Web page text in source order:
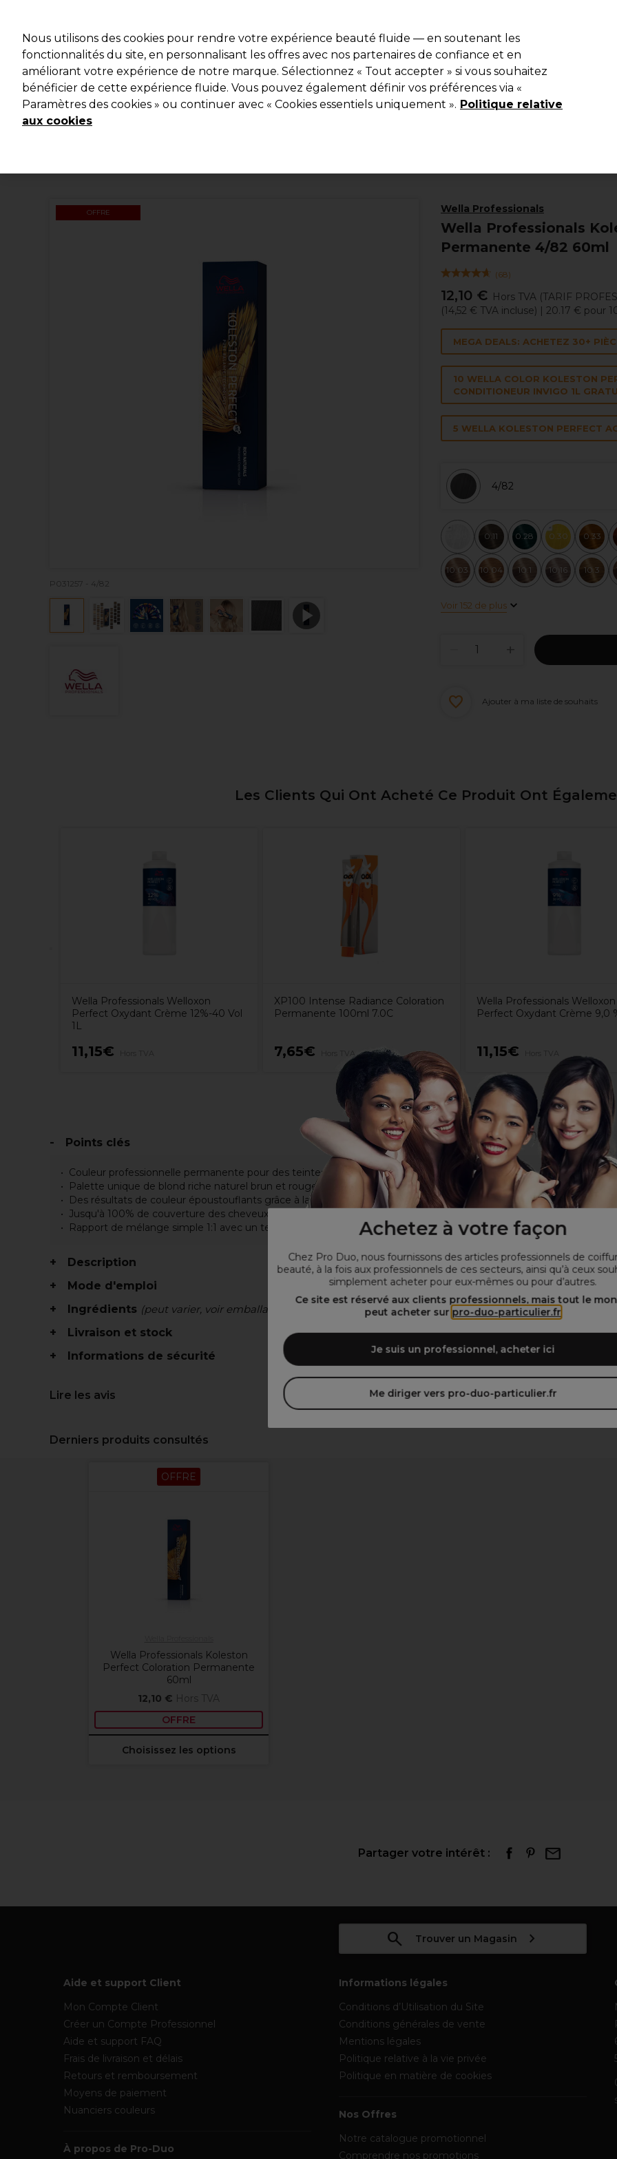
Achetez à votre façon
Chez Pro Duo, nous fournissons des articles professionnels de
beauté, à la fois aux professionnels de ces secteurs, ainsi qu’à ceux
simplement acheter pour eux-mêmes ou pour d’autres.
Ce site est réservé aux clients professionnels, mais tout le
peut acheter sur pro-duo-particulier.fr
Je suis un professionnel, acheter ici
Me diriger vers pro-duo-particulier.fr
Rechercher
Marques Bons plans Coiffure Electro et Matériel Equipement de salon Beauté Hommes Les
Livraison et délais
Wella Professionals
Wella Professionals
Permanente 4/82 60ml
(68)
12,10 € Hors TVA (TARIF
(14,52 € TVA incluse) | 20.17 € pour
OFFRE
P031257 - 4/82
MEGA DEALS: ACHETEZ 30+
10 WELLA COLOR KOLESTON
CONDITIONEUR INVIGO 1L
5 WELLA KOLESTON PERFECT
4/82
0.11 0.28 0.30 0.33
10.03 10.04 10.1 10.16 10.3
Voir 152 de plus
Ajouter à ma liste de souhaits
Les Clients Qui Ont Acheté Ce Produit Ont
Wella Professionals Welloxon
Perfect Oxydant Crème 12%-40 Vol
1L
11,15€
XP100 Intense Radiance Coloration
Permanente 100ml 7.0C
7,65€
Wella Professionals Welloxon
Perfect Oxydant Crème 9,0
11,15€
Points clés
Couleur professionnelle permanente pour des teintes délicates et raffinées
Palette unique de blond riche naturel brun et rouge
Des résultats de couleur époustouflants grâce à la technologie Triluxiv avancée
Jusqu'à 100% de couverture des cheveux gris/blancs et jusqu'à 3 niveaux de portance
Rapport de mélange simple 1:1 avec un temps de d'oxydation plus court (compatible Climazon)
Description
Mode d'emploi
Ingrédients (peut varier, voir emballage)
Livraison et stock
Informations de sécurité
Lire les avis
Derniers produits consultés
OFFRE
Wella Professionals Koleston
Perfect Coloration Permanente
60ml
12,10 € Hors TVA
OFFRE
Choisissez les options
Partager votre intérêt :
Trouver un Magasin
Aide et support Client
Mon Compte Client
Créer un Compte Professionnel
Aide et support FAQ
Frais de livraison et délais
Retours et remboursement
Moyens de paiement
Nuanciers couleurs
À propos de Pro-Duo
Informations légales
Conditions d’Utilisation du Site
Conditions générales de vente
Mentions légales
Politique relative à la vie privée
Politique en matière de cookies
Nos Offres
Notre catalogue promotionnel
Comprendre nos promotions
Nous utilisons des cookies pour rendre votre expérience beauté fluide — en soutenant les
fonctionnalités du site, en personnalisant les offres avec nos partenaires de confiance et en
améliorant votre expérience de notre marque. Sélectionnez « Tout accepter » si vous souhaitez
bénéficier de cette expérience fluide. Vous pouvez également définir vos préférences via «
Paramètres des cookies » ou continuer avec « Cookies essentiels uniquement ». Politique relative
aux cookies